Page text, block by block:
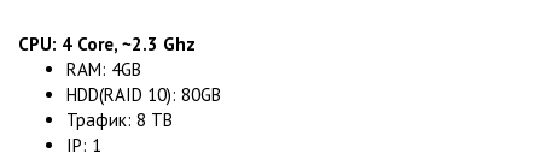
CPU: 4 Core, ~2.3 Ghz
RAM: 4GB
HDD(RAID 10): 80GB
Трафик: 8 TB
IP: 1